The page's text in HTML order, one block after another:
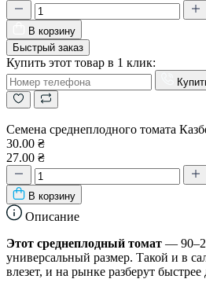
В корзину
Быстрый заказ
Купить этот товар в 1 клик:
Семена среднеплодного томата
30.00 ₴
27.00 ₴
В корзину
Описание
Этот среднеплодный томат —
универсальный размер. Такой и в
влезет, и на рынке разберут быстрее